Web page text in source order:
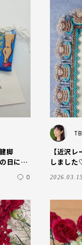
脚
日にも
0
TB
【近沢
しまし
2026.03.15